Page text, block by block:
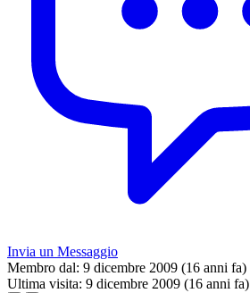
Invia un Messaggio
Membro dal: 9 dicembre 2009 (16 anni fa)
Ultima visita: 9 dicembre 2009 (16 anni fa)